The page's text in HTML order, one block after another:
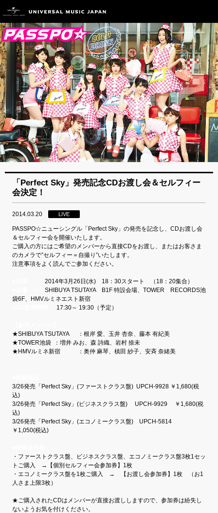
「Perfect Sky」発売記念CDお渡し会＆セルフィー
会決定！
2014.03.20 LIVE
PASSPO☆ニューシングル「Perfect Sky」の発売を記念し、CDお渡し会
＆セルフィー会を開催いたします。
ご購入の方にはご希望のメンバーから直接CDをお渡し、またはお客さま
のカメラで”セルフィー＝自撮り”いたします。
注意事項をよく読んでご参加ください。
2014年3月26日(水) 18：30スタート （18：20集合）
SHIBUYA TSUTAYA B1F 特設会場、TOWER RECORDS池
袋6F、HMVルミネエスト新宿
17:30～ 19:30（予定）
★SHIBUYA TSUTAYA ：根岸 愛、玉井 杏奈、藤本 有紀美
★TOWER池袋 ：増井 みお、森 詩織、岩村 捺未
★HMVルミネ新宿 ：奥仲 麻琴、槙田 紗子、安斉 奈緒美
3/26発売「Perfect Sky」(ファーストクラス盤) UPCH-9928 ￥1,680(税
込)
3/26発売「Perfect Sky」(ビジネスクラス盤) UPCH-9929 ￥1,680(税
込)
3/26発売「Perfect Sky」(エコノミークラス盤) UPCH-5814
￥1,050(税込)
・ファーストクラス盤、ビジネスクラス盤、エコノミークラス盤3枚1セッ
トご購入 →【個別セルフィー会参加券】1枚
・エコノミークラス盤を1枚ご購入 → 【お渡し会参加券】1枚 （お1
人さま上限3枚）
★ご購入されたCDはメンバーが直接お渡ししますので、参加券は紛失し
ないようお気を付けください。